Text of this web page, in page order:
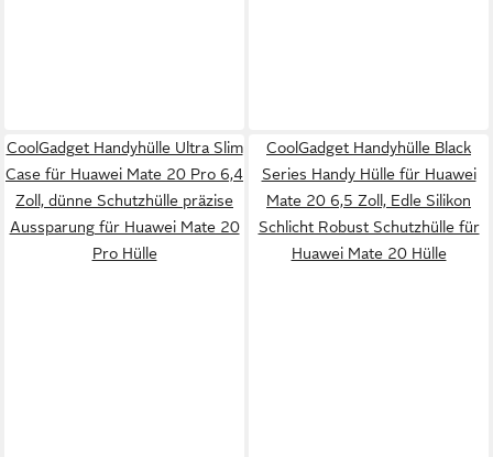
CoolGadget Handyhülle Ultra Slim
Case für Huawei Mate 20 Pro 6,4
Zoll, dünne Schutzhülle präzise
Aussparung für Huawei Mate 20
Pro Hülle
CoolGadget Handyhülle Black
Series Handy Hülle für Huawei
Mate 20 6,5 Zoll, Edle Silikon
Schlicht Robust Schutzhülle für
Huawei Mate 20 Hülle